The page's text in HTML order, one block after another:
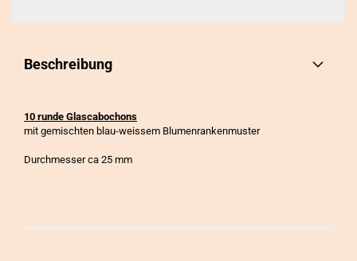
Beschreibung
10 runde Glascabochons
mit gemischten blau-weissem Blumenrankenmuster
Durchmesser ca 25 mm